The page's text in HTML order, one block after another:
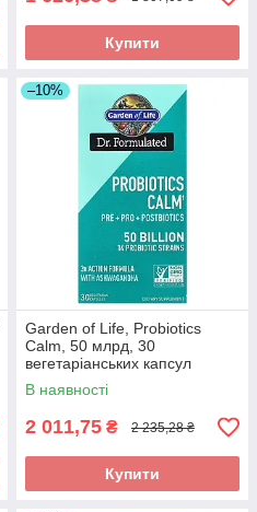
Купити
–10%
Garden of Life, Probiotics
Calm, 50 млрд, 30
вегетаріанських капсул
оригінал
В наявності
2 011,75 ₴ 2 235,28 ₴
Купити